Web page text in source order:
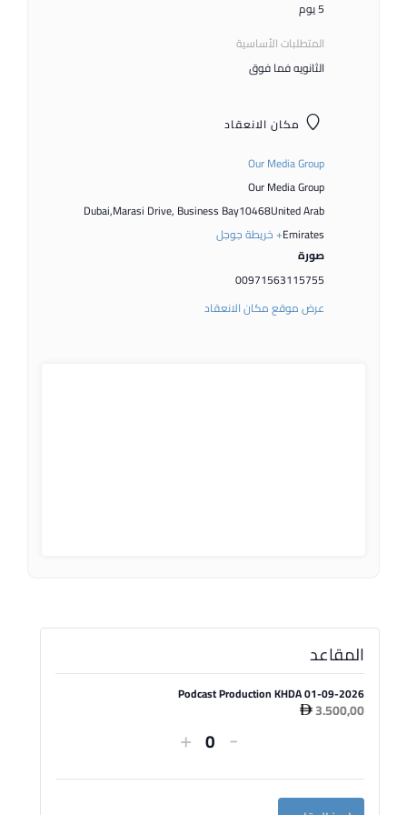
مكان الانعقاد
Our Media Group
Our Media Group
Dubai,Marasi Drive, Business Bay10468United Arab
Emirates+ خريطة جوجل
صورة
00971563115755
عرض موقع مكان الانعقاد
5 يوم
المتطلبات الأساسية
الثانويه فما فوق
المقاعد
Podcast Production KHDA 01-09-2026
3.500,00د.إ
تقليل
كمية
- الكميةزيادة
كمية
+